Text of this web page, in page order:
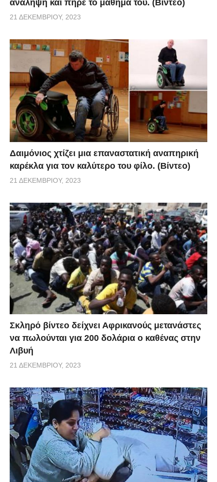
ανάληψη και πήρε το μάθημα του. (Βίντεο)
21 ΔΕΚΕΜΒΡΊΟΥ, 2023
Δαιμόνιος χτίζει μια επαναστατική αναπηρική
καρέκλα για τον καλύτερο του φίλο. (Βίντεο)
21 ΔΕΚΕΜΒΡΊΟΥ, 2023
Σκληρό βίντεο δείχνει Αφρικανούς μετανάστες
να πωλούνται για 200 δολάρια ο καθένας στην
Λιβυή
21 ΔΕΚΕΜΒΡΊΟΥ, 2023